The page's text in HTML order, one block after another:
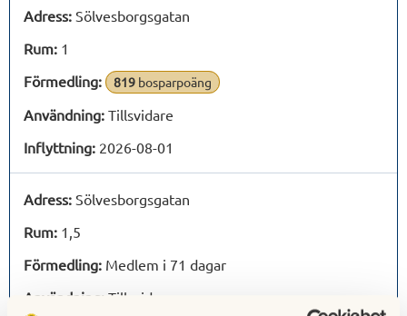
Adress: Sölvesborgsgatan
Rum: 1
Förmedling:
819 bosparpoäng
Användning: Tillsvidare
Inflyttning: 2026-08-01
Adress: Sölvesborgsgatan
Rum: 1,5
Förmedling: Medlem i 71 dagar
Användning: Tillsvidare